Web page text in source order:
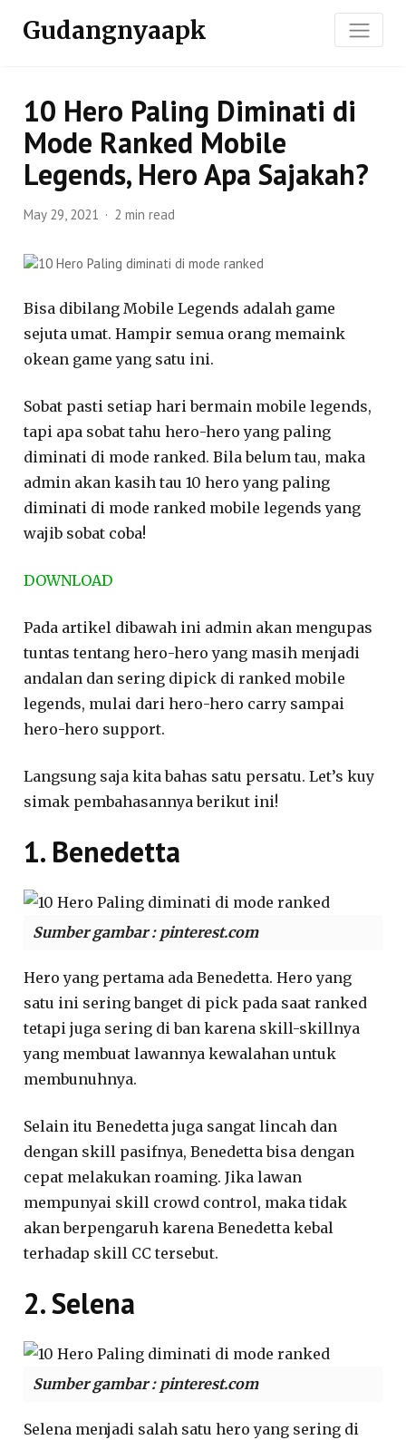
Gudangnyaapk
10 Hero Paling Diminati di
Mode Ranked Mobile
Legends, Hero Apa Sajakah?
May 29, 2021 2 min read
Bisa dibilang Mobile Legends adalah game
sejuta umat. Hampir semua orang memaink
okean game yang satu ini.
Sobat pasti setiap hari bermain mobile legends,
tapi apa sobat tahu hero-hero yang paling
diminati di mode ranked. Bila belum tau, maka
admin akan kasih tau 10 hero yang paling
diminati di mode ranked mobile legends yang
wajib sobat coba!
DOWNLOAD
Pada artikel dibawah ini admin akan mengupas
tuntas tentang hero-hero yang masih menjadi
andalan dan sering dipick di ranked mobile
legends, mulai dari hero-hero carry sampai
hero-hero support.
Langsung saja kita bahas satu persatu. Let’s kuy
simak pembahasannya berikut ini!
1. Benedetta
Sumber gambar : pinterest.com
Hero yang pertama ada Benedetta. Hero yang
satu ini sering banget di pick pada saat ranked
tetapi juga sering di ban karena skill-skillnya
yang membuat lawannya kewalahan untuk
membunuhnya.
Selain itu Benedetta juga sangat lincah dan
dengan skill pasifnya, Benedetta bisa dengan
cepat melakukan roaming. Jika lawan
mempunyai skill crowd control, maka tidak
akan berpengaruh karena Benedetta kebal
terhadap skill CC tersebut.
2. Selena
Sumber gambar : pinterest.com
Selena menjadi salah satu hero yang sering di